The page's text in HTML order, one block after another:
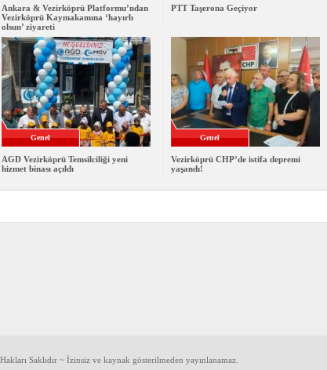
Ankara & Vezirköprü Platformu’ndan
Vezirköprü Kaymakamına ‘hayırlı
olsun’ ziyareti
PTT Taşerona Geçiyor
Genel
AGD Vezirköprü Temsilciliği yeni
hizmet binası açıldı
Genel
Vezirköprü CHP’de istifa depremi
yaşandı!
Saklıdır ~ İzinsiz ve kaynak gösterilmeden yayınlanamaz.